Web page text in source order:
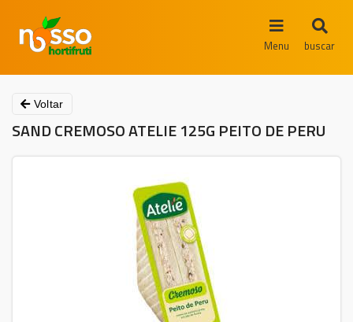
Menu buscar
Voltar
SAND CREMOSO ATELIE 125G PEITO DE PERU